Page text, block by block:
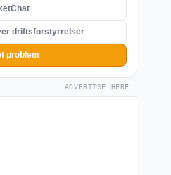
driftsforstyrrelser
problem
ADVERTISE HERE